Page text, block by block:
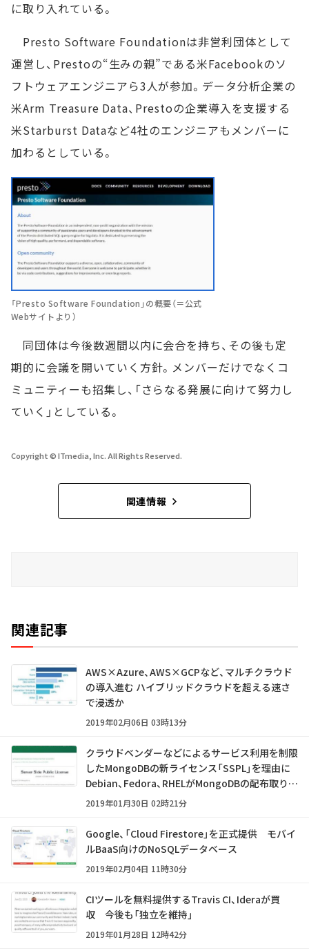
に取り入れている。
Presto Software Foundationは非営利団体として
運営し、Prestoの“生みの親”である米Facebookのソ
フトウェアエンジニアら3人が参加。データ分析企業の
米Arm Treasure Data、Prestoの企業導入を支援する
米Starburst Dataなど4社のエンジニアもメンバーに
加わるとしている。
「Presto Software Foundation」の概要（＝公式
Webサイトより）
同団体は今後数週間以内に会合を持ち、その後も定
期的に会議を開いていく方針。メンバーだけでなくコ
ミュニティーも招集し、「さらなる発展に向けて努力し
ていく」としている。
Copyright © ITmedia, Inc. All Rights Reserved.
関連情報
関連記事
AWS×Azure、AWS×GCPなど、マルチクラウド
の導入進む ハイブリッドクラウドを超える速さ
で浸透か
2019年02月06日 03時13分
クラウドベンダーなどによるサービス利用を制限
したMongoDBの新ライセンス「SSPL」を理由に
Debian、Fedora、RHELがMongoDBの配布取りや
めを表明
2019年01月30日 02時21分
Google、「Cloud Firestore」を正式提供 モバイ
ルBaaS向けのNoSQLデータベース
2019年02月04日 11時30分
CIツールを無料提供するTravis CI、Ideraが買
収 今後も「独立を維持」
2019年01月28日 12時42分